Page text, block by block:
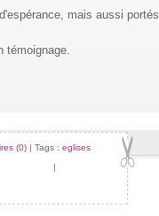
mais aussi portés
témoignage.
(0) | Tags : eglises
|